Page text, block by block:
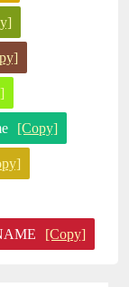
[Copy]
[Copy]